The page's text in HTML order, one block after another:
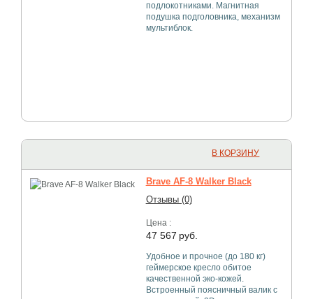
подлокотниками. Магнитная
подушка подголовника, механизм
мультиблок.
В КОРЗИНУ
Brave AF-8 Walker Black
Отзывы (0)
Цена :
47 567 руб.
Удобное и прочное (до 180 кг)
геймерское кресло обитое
качественной эко-кожей.
Встроенный поясничный валик с